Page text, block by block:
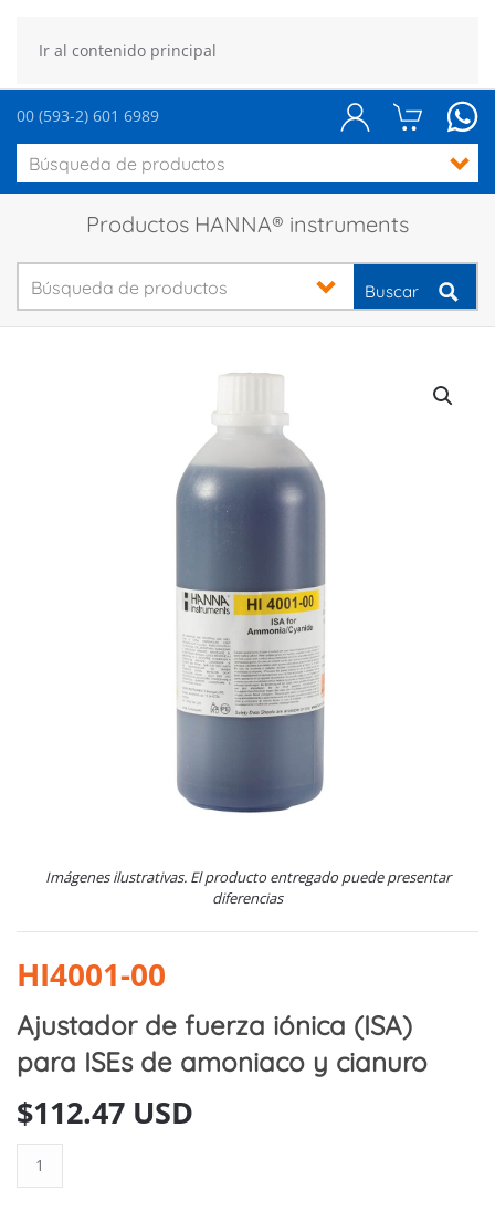
Ir al contenido principal
00 (593-2) 601 6989
Productos HANNA® instruments
Buscar
Imágenes ilustrativas. El producto entregado puede presentar
diferencias
HI4001-00
Ajustador de fuerza iónica (ISA)
para ISEs de amoniaco y cianuro
$112.47 USD